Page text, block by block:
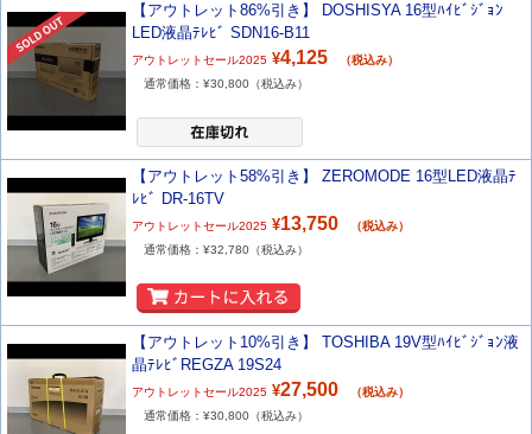
【アウトレット86%引き】 DOSHISYA 16型ﾊｲﾋﾞｼﾞｮﾝ
LED液晶ﾃﾚﾋﾞ SDN16-B11
アウトレットセール2025 ¥4,125
（税込み）
通常価格：¥30,800 （税込み）
【アウトレット58%引き】 ZEROMODE 16型LED液晶ﾃ
ﾚﾋﾞ DR-16TV
アウトレットセール2025 ¥13,750
（税込み）
通常価格：¥32,780 （税込み）
【アウトレット10%引き】 TOSHIBA 19V型ﾊｲﾋﾞｼﾞｮﾝ液
晶ﾃﾚﾋﾞREGZA 19S24
アウトレットセール2025 ¥27,500
（税込み）
通常価格：¥30,800 （税込み）